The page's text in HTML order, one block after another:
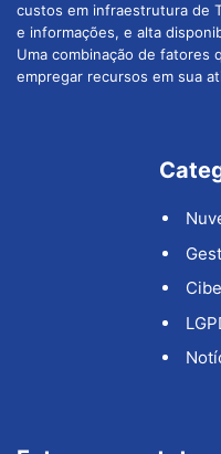
custos em infraestrutura de
e informações, e alta
Uma combinação de fatores
empregar recursos em sua